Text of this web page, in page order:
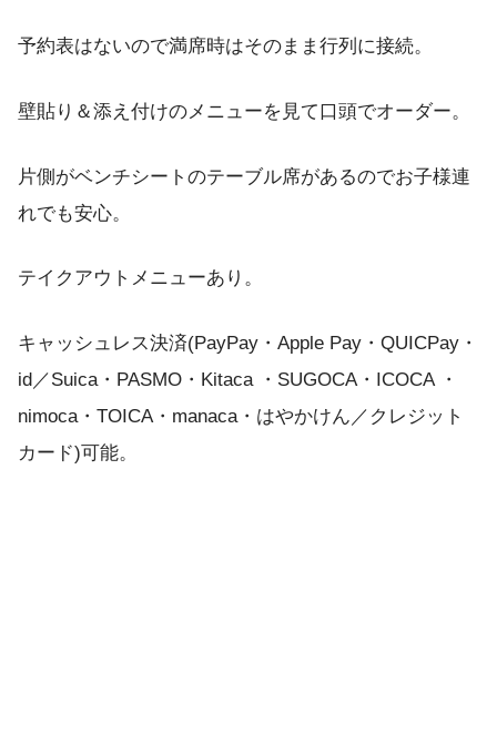
予約表はないので満席時はそのまま行列に接続。
壁貼り＆添え付けのメニューを見て口頭でオーダー。
片側がベンチシートのテーブル席があるのでお子様連
れでも安心。
テイクアウトメニューあり。
キャッシュレス決済(PayPay・Apple Pay・QUICPay・
id／Suica・PASMO・Kitaca ・SUGOCA・ICOCA ・
nimoca・TOICA・manaca・はやかけん／クレジット
カード)可能。